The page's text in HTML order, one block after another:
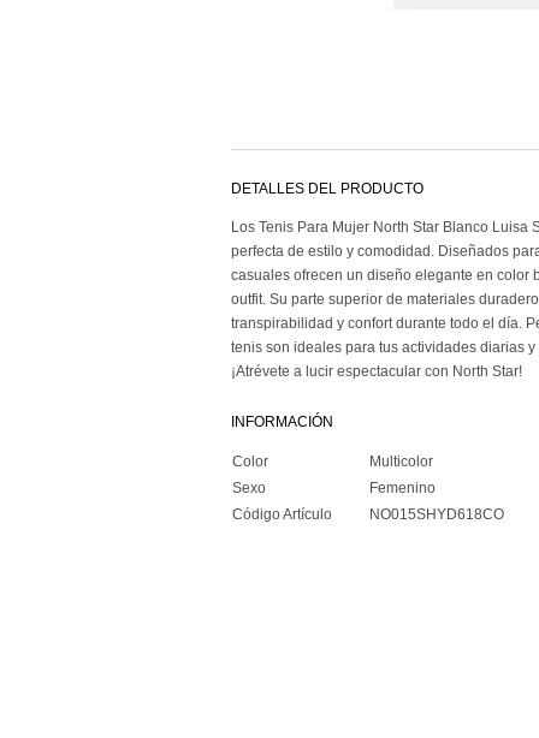
DETALLES DEL PRODUCTO
Los Tenis Para Mujer North Star Blanco Luisa
perfecta de estilo y comodidad. Diseñados
casuales ofrecen un diseño elegante en color
outfit. Su parte superior de materiales
transpirabilidad y confort durante todo el día.
tenis son ideales para tus actividades diarias
¡Atrévete a lucir espectacular con North Star!
INFORMACIÓN
Color
Multicolor
Sexo
Femenino
Código Artículo
NO015SHYD618CO